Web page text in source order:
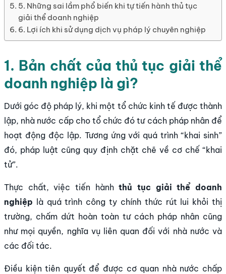
5. Những sai lầm phổ biến khi tự tiến hành thủ tục
giải thể doanh nghiệp
6. Lợi ích khi sử dụng dịch vụ pháp lý chuyên nghiệp
1. Bản chất của thủ tục giải thể
doanh nghiệp là gì?
Dưới góc độ pháp lý, khi một tổ chức kinh tế được thành
lập, nhà nước cấp cho tổ chức đó tư cách pháp nhân để
hoạt động độc lập. Tương ứng với quá trình “khai sinh”
đó, pháp luật cũng quy định chặt chẽ về cơ chế “khai
tử”.
Thực chất, việc tiến hànhthủ tục giải thể doanh
nghiệp là quá trình công ty chính thức rút lui khỏi thị
trường, chấm dứt hoàn toàn tư cách pháp nhân cũng
như mọi quyền, nghĩa vụ liên quan đối với nhà nước và
các đối tác.
Điều kiện tiên quyết để được cơ quan nhà nước chấp